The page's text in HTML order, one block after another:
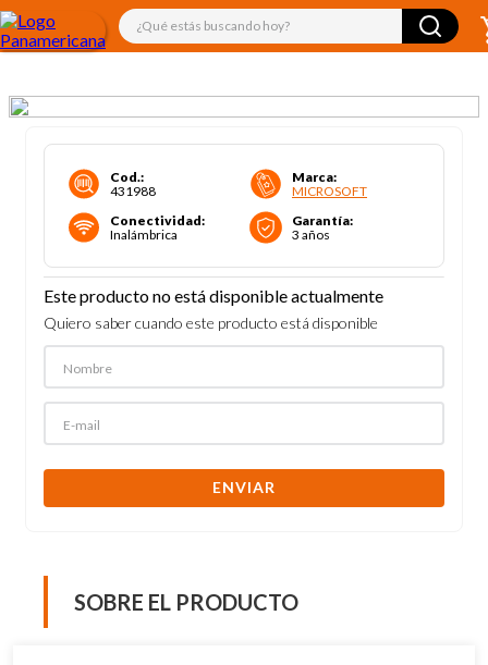
¿Qué estás buscando hoy?
Cod.:
431988
Marca:
MICROSOFT
Conectividad:
Inalámbrica
Garantía:
3 años
Este producto no está disponible actualmente
Quiero saber cuando este producto está disponible
ENVIAR
SOBRE EL PRODUCTO